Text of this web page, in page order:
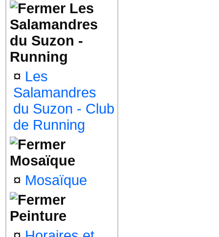
Les
Salamandres
du Suzon -
Running
¤ Les
Salamandres
du Suzon - Club
de Running
Mosaïque
¤ Mosaïque
Peinture